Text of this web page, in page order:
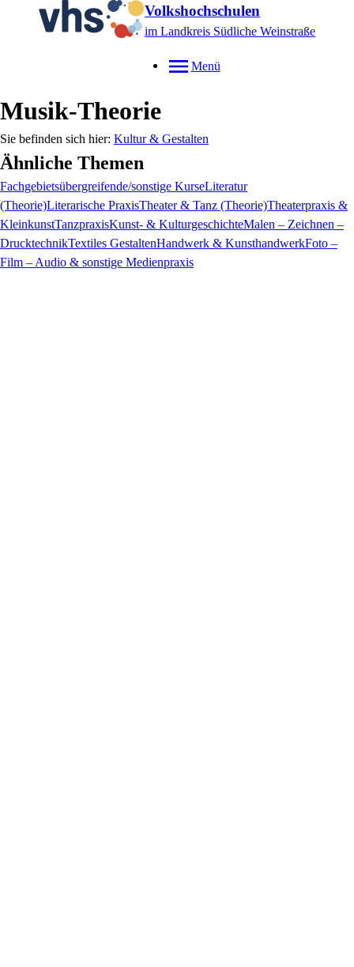
Volkshochschulen
im Landkreis Südliche Weinstraße
Menü
Musik-Theorie
Kultur & Gestalten
Ähnliche Themen
Fachgebietsübergreifende/sonstige KurseLiteratur
(Theorie)Literarische PraxisTheater & Tanz (Theorie)Theaterpraxis &
KleinkunstTanzpraxisKunst- & KulturgeschichteMalen – Zeichnen –
DrucktechnikTextiles GestaltenHandwerk & KunsthandwerkFoto –
Film – Audio & sonstige Medienpraxis